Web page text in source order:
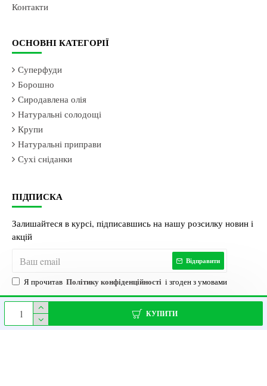
КУПИТИ
Контакти
ОСНОВНІ КАТЕГОРІЇ
Суперфуди
Борошно
Сиродавлена олія
Натуральні солодощі
Крупи
Натуральні приправи
Сухі сніданки
ПІДПИСКА
Залишайтеся в курсі, підписавшись на нашу розсилку новин і
акцій
Відправити
Я прочитав Політику конфіденційності і згоден з умовами
© 2021 - 2026 |
Магазин Здорового
Харчування
ECOVILL| Усі права
захищені |
сайтів